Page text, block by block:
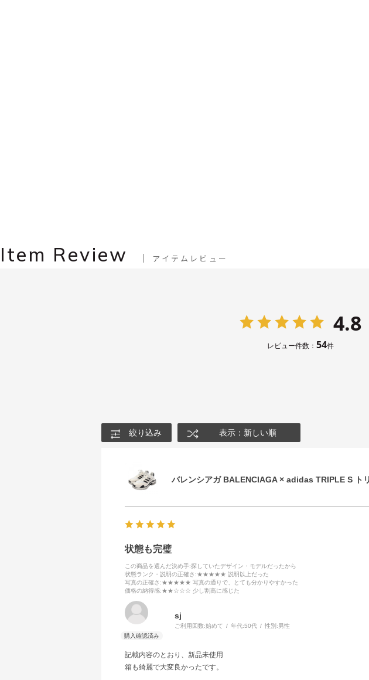
Item Review アイテムレビュー
4.8
レビュー件数： 54件
絞り込み 表示：新しい順
バレンシアガ BALENCIAGA × adidas TRIPLE S ト
状態も完璧
この商品を選んだ決め手:探していたデザイン・モデルだったから
状態ランク・説明の正確さ :★★★★★ 説明以上だった
写真の正確さ :★★★★★ 写真の通りで、とても分かりやすかった
価格の納得感:★★☆☆☆ 少し割高に感じた
sj
ご利用回数:始めて 年代:50代 性別:男性
記載内容のとおり、新品未使用
箱も綺麗で大変良かったです。